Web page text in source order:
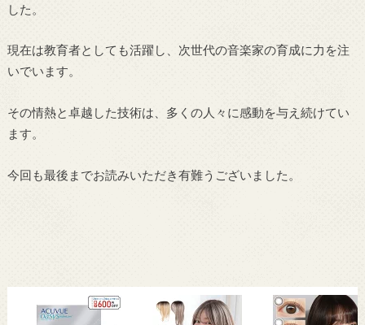
した。
現在は教育者としても活躍し、次世代の音楽家の育成に力を注
いでいます。
その情熱と卓越した技術は、多くの人々に感動を与え続けてい
ます。
今回も最後までお読みいただき有難うございました。